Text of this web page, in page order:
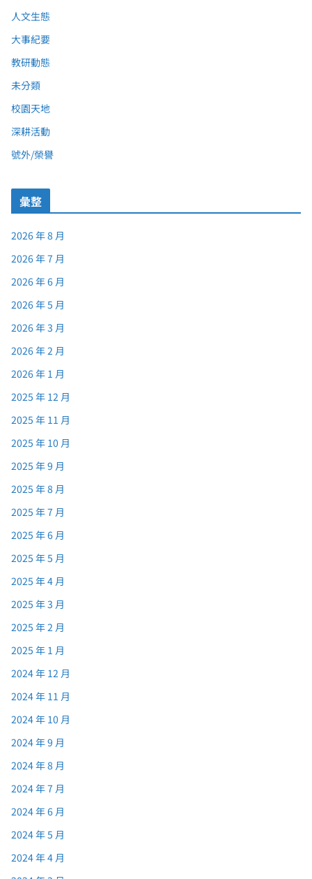
人文生態
大事紀要
教研動態
未分類
校園天地
深耕活動
號外/榮譽
彙整
2026 年 8 月
2026 年 7 月
2026 年 6 月
2026 年 5 月
2026 年 3 月
2026 年 2 月
2026 年 1 月
2025 年 12 月
2025 年 11 月
2025 年 10 月
2025 年 9 月
2025 年 8 月
2025 年 7 月
2025 年 6 月
2025 年 5 月
2025 年 4 月
2025 年 3 月
2025 年 2 月
2025 年 1 月
2024 年 12 月
2024 年 11 月
2024 年 10 月
2024 年 9 月
2024 年 8 月
2024 年 7 月
2024 年 6 月
2024 年 5 月
2024 年 4 月